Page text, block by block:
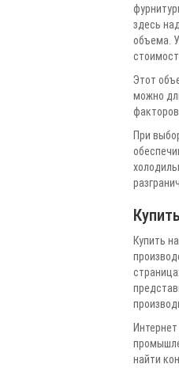
здесь
объема.
Этот
можно
При
Купить
найти